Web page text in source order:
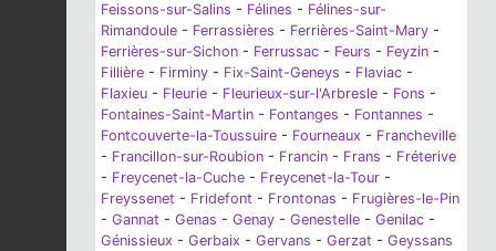
Feissons-sur-Salins - Félines - Félines-sur-
Rimandoule - Ferrassières - Ferrières-Saint-Mary -
Ferrières-sur-Sichon - Ferrussac - Feurs - Feyzin -
Fillière - Firminy - Fix-Saint-Geneys - Flaviac -
Flaxieu - Fleurie - Fleurieux-sur-l'Arbresle - Fons -
Fontaines-Saint-Martin - Fontanges - Fontannes -
Fontcouverte-la-Toussuire - Fourneaux - Francheville
- Francillon-sur-Roubion - Francin - Frans - Fréterive
- Freycenet-la-Cuche - Freycenet-la-Tour -
Freyssenet - Fridefont - Frontonas - Frugières-le-Pin
- Gannat - Genas - Genay - Genestelle - Genilac -
Génissieux - Gerbaix - Gervans - Gerzat - Geyssans